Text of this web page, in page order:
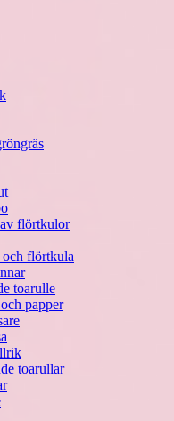
flörtkulor
flörtkula
toarulle
papper
toarullar